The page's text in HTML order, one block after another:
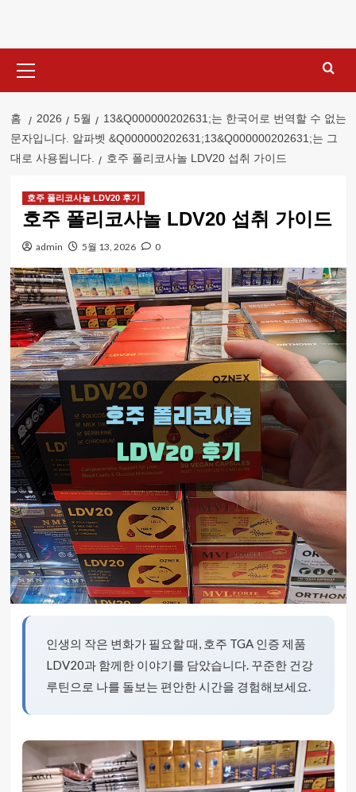
츠
건
본
메
홈 2026 5월
13&Q000000202631;는 한국어로 번역할 수 없는
문자입니다. 알파벳 &Q000000202631;13&Q000000202631;는 그
대로 사용됩니다.
호주 폴리코사놀 LDV20 섭취 가이드
호주 폴리코사놀 LDV20 후기
호주 폴리코사놀 LDV20 섭취 가이드
admin 5월 13, 2026 0
인생의 작은 변화가 필요할 때, 호주 TGA 인증 제품
LDV20과 함께한 이야기를 담았습니다. 꾸준한 건강
루틴으로 나를 돌보는 편안한 시간을 경험해보세요.